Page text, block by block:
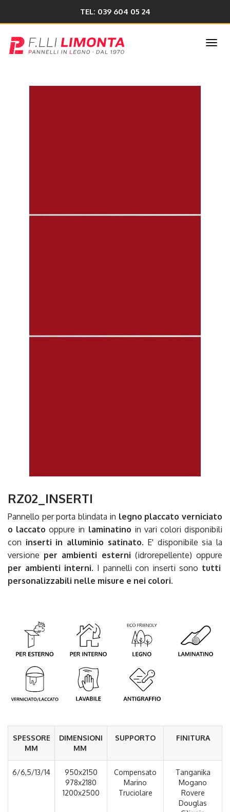
TEL: 039 604 05 24
RZ02_INSERTI
Pannello per porta blindata in legno placcato verniciato
o laccato oppure in laminatino in vari colori disponibili
con inserti in alluminio satinato. E' disponibile sia la
versione per ambienti esterni (idrorepellente) oppure
per ambienti interni. I pannelli con inserti sono tutti
personalizzabili nelle misure e nei colori.
SPESSORE
MM
DIMENSIONI
MM
SUPPORTO FINITURA
6/6,5/13/14
950x2150
978x2180
1200x2500
Compensato
Marino
Truciolare
Tanganika
Mogano
Rovere
Douglas